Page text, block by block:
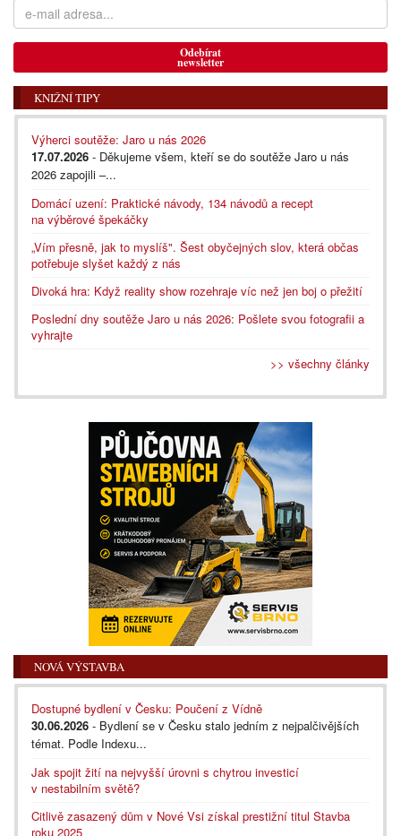
Odebírat
newsletter
KNIŽNÍ TIPY
Výherci soutěže: Jaro u nás 2026
17.07.2026 - Děkujeme všem, kteří se do soutěže Jaro u nás
2026 zapojili –...
Domácí uzení: Praktické návody, 134 návodů a recept
na výběrové špekáčky
„Vím přesně, jak to myslíš". Šest obyčejných slov, která občas
potřebuje slyšet každý z nás
Divoká hra: Když reality show rozehraje víc než jen boj o přežití
Poslední dny soutěže Jaro u nás 2026: Pošlete svou fotografii a
vyhrajte
>> všechny články
NOVÁ VÝSTAVBA
Dostupné bydlení v Česku: Poučení z Vídně
30.06.2026 - Bydlení se v Česku stalo jedním z nejpalčivějších
témat. Podle Indexu...
Jak spojit žití na nejvyšší úrovni s chytrou investicí
v nestabilním světě?
Citlivě zasazený dům v Nové Vsi získal prestižní titul Stavba
roku 2025